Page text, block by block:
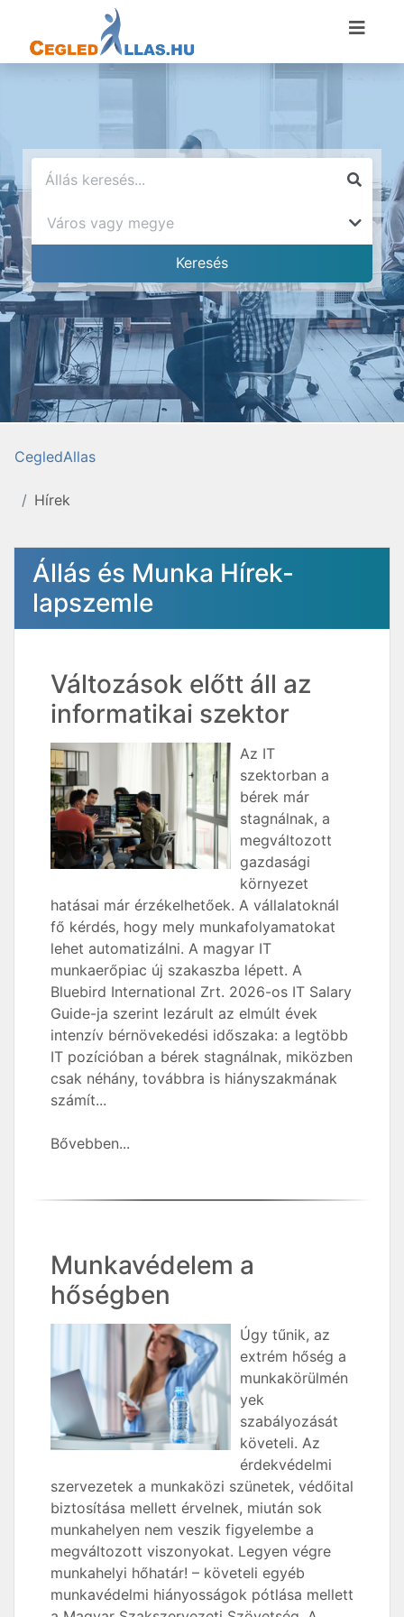
CegledAllas
Hírek
Állás és Munka Hírek-
lapszemle
Változások előtt áll az
informatikai szektor
Az IT
szektorban a
bérek már
stagnálnak, a
megváltozott
gazdasági
környezet
hatásai már érzékelhetőek. A vállalatoknál
fő kérdés, hogy mely munkafolyamatokat
lehet automatizálni. A magyar IT
munkaerőpiac új szakaszba lépett. A
Bluebird International Zrt. 2026-os IT Salary
Guide-ja szerint lezárult az elmúlt évek
intenzív bérnövekedési időszaka: a legtöbb
IT pozícióban a bérek stagnálnak, miközben
csak néhány, továbbra is hiányszakmának
számít...
Bővebben...
Munkavédelem a
hőségben
Úgy tűnik, az
extrém hőség a
munkakörülmén
yek
szabályozását
követeli. Az
érdekvédelmi
szervezetek a munkaközi szünetek, védőital
biztosítása mellett érvelnek, miután sok
munkahelyen nem veszik figyelembe a
megváltozott viszonyokat. Legyen végre
munkahelyi hőhatár! – követeli egyéb
munkavédelmi hiányosságok pótlása mellett